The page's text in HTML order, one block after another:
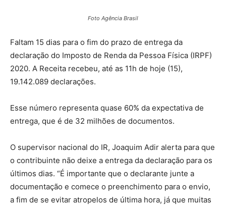
Foto Agência Brasil
Faltam 15 dias para o fim do prazo de entrega da
declaração do Imposto de Renda da Pessoa Física (IRPF)
2020. A Receita recebeu, até as 11h de hoje (15),
19.142.089 declarações.
Esse número representa quase 60% da expectativa de
entrega, que é de 32 milhões de documentos.
O supervisor nacional do IR, Joaquim Adir alerta para que
o contribuinte não deixe a entrega da declaração para os
últimos dias. “É importante que o declarante junte a
documentação e comece o preenchimento para o envio,
a fim de se evitar atropelos de última hora, já que muitas